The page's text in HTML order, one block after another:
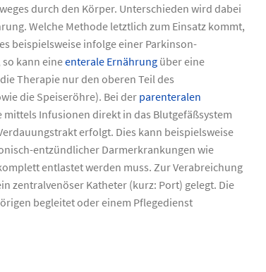
durch den Körper. Unterschieden wird dabei
Welche Methode letztlich zum Einsatz kommt,
beispielsweise infolge einer Parkinson-
kann eineenterale Ernährung über eine
Therapie nur den oberen Teil des
die Speiseröhre). Bei derparenteralen
Infusionen direkt in das Blutgefäßsystem
erfolgt. Dies kann beispielsweise
entzündlicher Darmerkrankungen wie
entlastet werden muss. Zur Verabreichung
zentralvenöser Katheter (kurz: Port) gelegt. Die
begleitet oder einem Pflegedienst